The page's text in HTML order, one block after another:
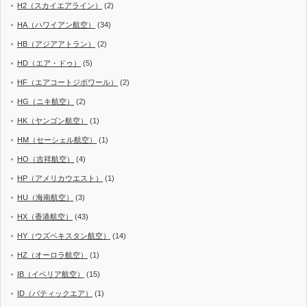
H2（スカイエアライン） (2)
HA（ハワイアン航空） (34)
HB（アジアアトラン） (2)
HD（エア・ドゥ） (5)
HF（エアコートジボワール） (2)
HG（ニキ航空） (2)
HK（ヤンゴン航空） (1)
HM（セーシェル航空） (1)
HO（吉祥航空） (4)
HP（アメリカウエスト） (1)
HU（海南航空） (3)
HX（香港航空） (43)
HY（ウズベキスタン航空） (14)
HZ（オーロラ航空） (1)
IB（イベリア航空） (15)
ID（バティックエア） (1)